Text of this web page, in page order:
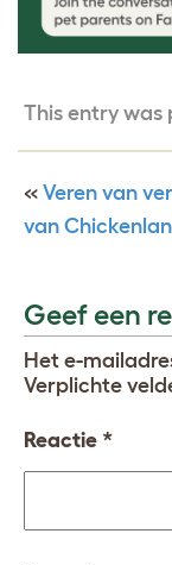
This entry was
« Veren van
van
Geef een
Het e-
Verplichte
Reactie *